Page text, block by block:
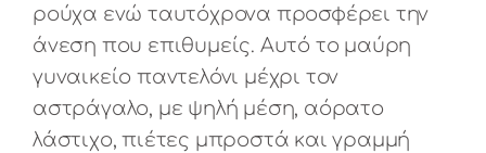
ρούχα ενώ ταυτόχρονα προσφέρει την
άνεση που επιθυμείς. Αυτό το μαύρη
γυναικείο παντελόνι μέχρι τον
αστράγαλο, με ψηλή μέση, αόρατο
λάστιχο, πιέτες μπροστά και γραμμή